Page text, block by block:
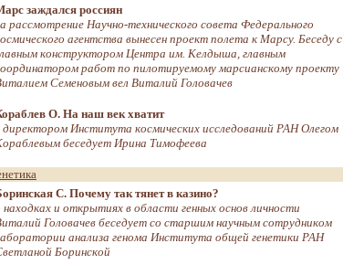
заждался россиян
рассмотрение Научно-технического совета Федерального
агентства вынесен проект полета к Марсу. Беседу с
конструктором Центра им. Келдыша, главным
работ по пилотируемому марсианскому проекту
Семеновым вел Виталий Головачев
О. На наш век хватит
директором Института космических исследований РАН Олегом
беседует Ирина Тимофеева
С. Почему так тянет в казино?
находках и открытиях в области генных основ личности
Головачев беседует со старшим научным сотрудником
анализа генома Института общей генетики РАН
Боринской